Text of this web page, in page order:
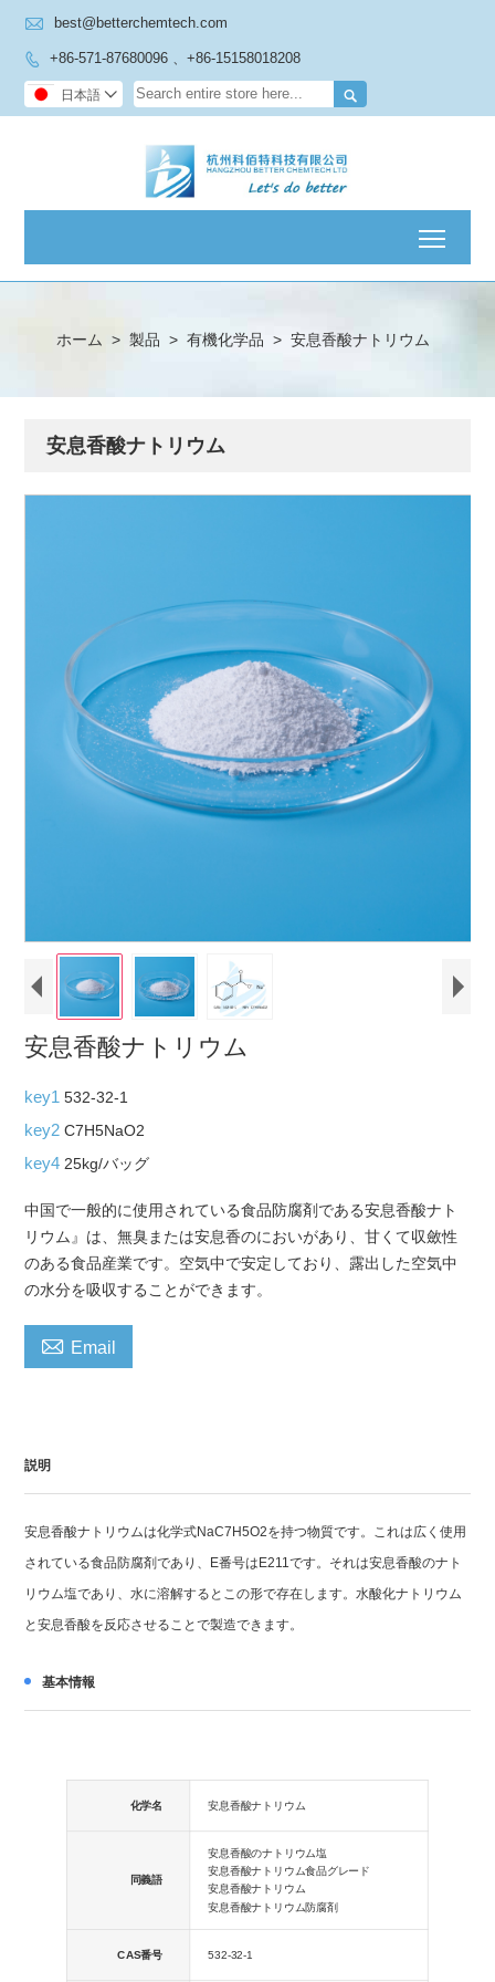
 best@betterchemtech.com
 +86-571-87680096 、+86-15158018208

日本語 
ホーム > 製品 > 有機化学品 > 安息香酸ナトリウム
安息香酸ナトリウム
安息香酸ナトリウム
key1532-32-1
key2C7H5NaO2
key4 25kg/バッグ
中国で一般的に使用されている食品防腐剤である安息香酸ナト
リウム』は、無臭または安息香のにおいがあり、甘くて収斂性
のある食品産業です。空気中で安定しており、露出した空気中
の水分を吸収することができます。
 Email
説明
安息香酸ナトリウムは化学式NaC7H5O2を持つ物質です。これは広く使用
されている食品防腐剤であり、E番号はE211です。それは安息香酸のナト
リウム塩であり、水に溶解するとこの形で存在します。水酸化ナトリウム
と安息香酸を反応させることで製造できます。
基本情報
化学名 安息香酸ナトリウム
同義語
安息香酸のナトリウム塩
安息香酸ナトリウム食品グレード
安息香酸ナトリウム
安息香酸ナトリウム防腐剤
CAS番号 532-32-1